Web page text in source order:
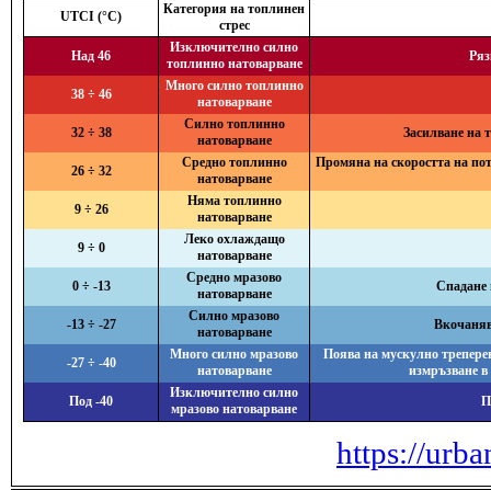
UTCI (°C)
Категория на топлинен
стрес
Над 46
Изключително силно
топлинно натоварване
38 ÷ 46
Много силно топлинно
натоварване
32 ÷ 38
Силно топлинно
натоварване
Засилване на
26 ÷ 32
Средно топлинно
натоварване
Промяна на скоростта на
9 ÷ 26
Няма топлинно
натоварване
9 ÷ 0
Леко охлаждащо
натоварване
0 ÷ -13
Средно мразово
натоварване
Спадане
-13 ÷ -27
Силно мразово
натоварване
-27 ÷ -40
Много силно мразово
натоварване
Поява на мускулно
измръзване
Под -40
Изключително силно
мразово натоварване
https://